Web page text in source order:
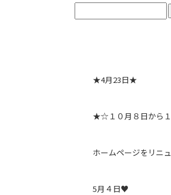
★4月23日★
5月４日♥